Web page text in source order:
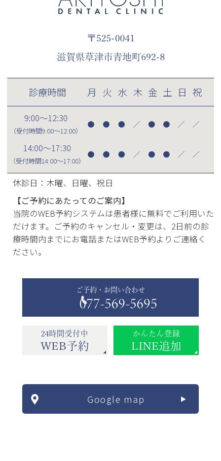
〒525-0041
滋賀県草津市青地町692-8
診療時間 月 火 水 木 金 土 日 祝
9:00～12:30
（受付時間9:00～12:00）
● ● ● ／ ● ● ／ ／
14:00～17:30
（受付時間14:00～17:00）
● ● ● ／ ● ● ／ ／
休診日：木曜、日曜、祝日
【ご予約にあたってのご案内】
当院のWEB予約システムは患者様に無料でご利用いた
だけます。ご予約のキャンセル・変更は、2日前の診
療時間内までにお電話またはWEB予約よりご連絡く
ださい。
ご予約・お問い合わせ
077-569-5695
24時間受付中
WEB予約
かんたん登録
LINE追加
Google map